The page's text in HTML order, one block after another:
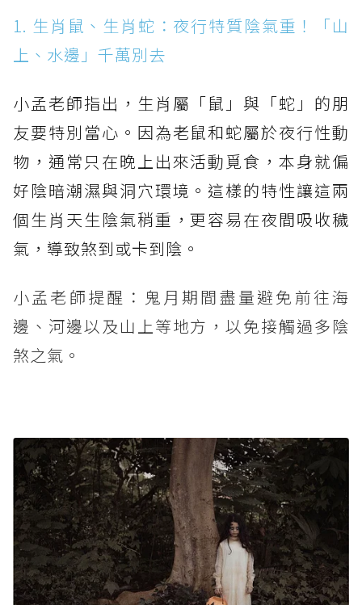
1. 生肖鼠、生肖蛇：夜行特質陰氣重！「山
上、水邊」千萬別去
小孟老師指出，生肖屬「鼠」與「蛇」的朋
友要特別當心。因為老鼠和蛇屬於夜行性動
物，通常只在晚上出來活動覓食，本身就偏
好陰暗潮濕與洞穴環境。這樣的特性讓這兩
個生肖天生陰氣稍重，更容易在夜間吸收穢
氣，導致煞到或卡到陰。
小孟老師提醒：鬼月期間盡量避免前往海
邊、河邊以及山上等地方，以免接觸過多陰
煞之氣。